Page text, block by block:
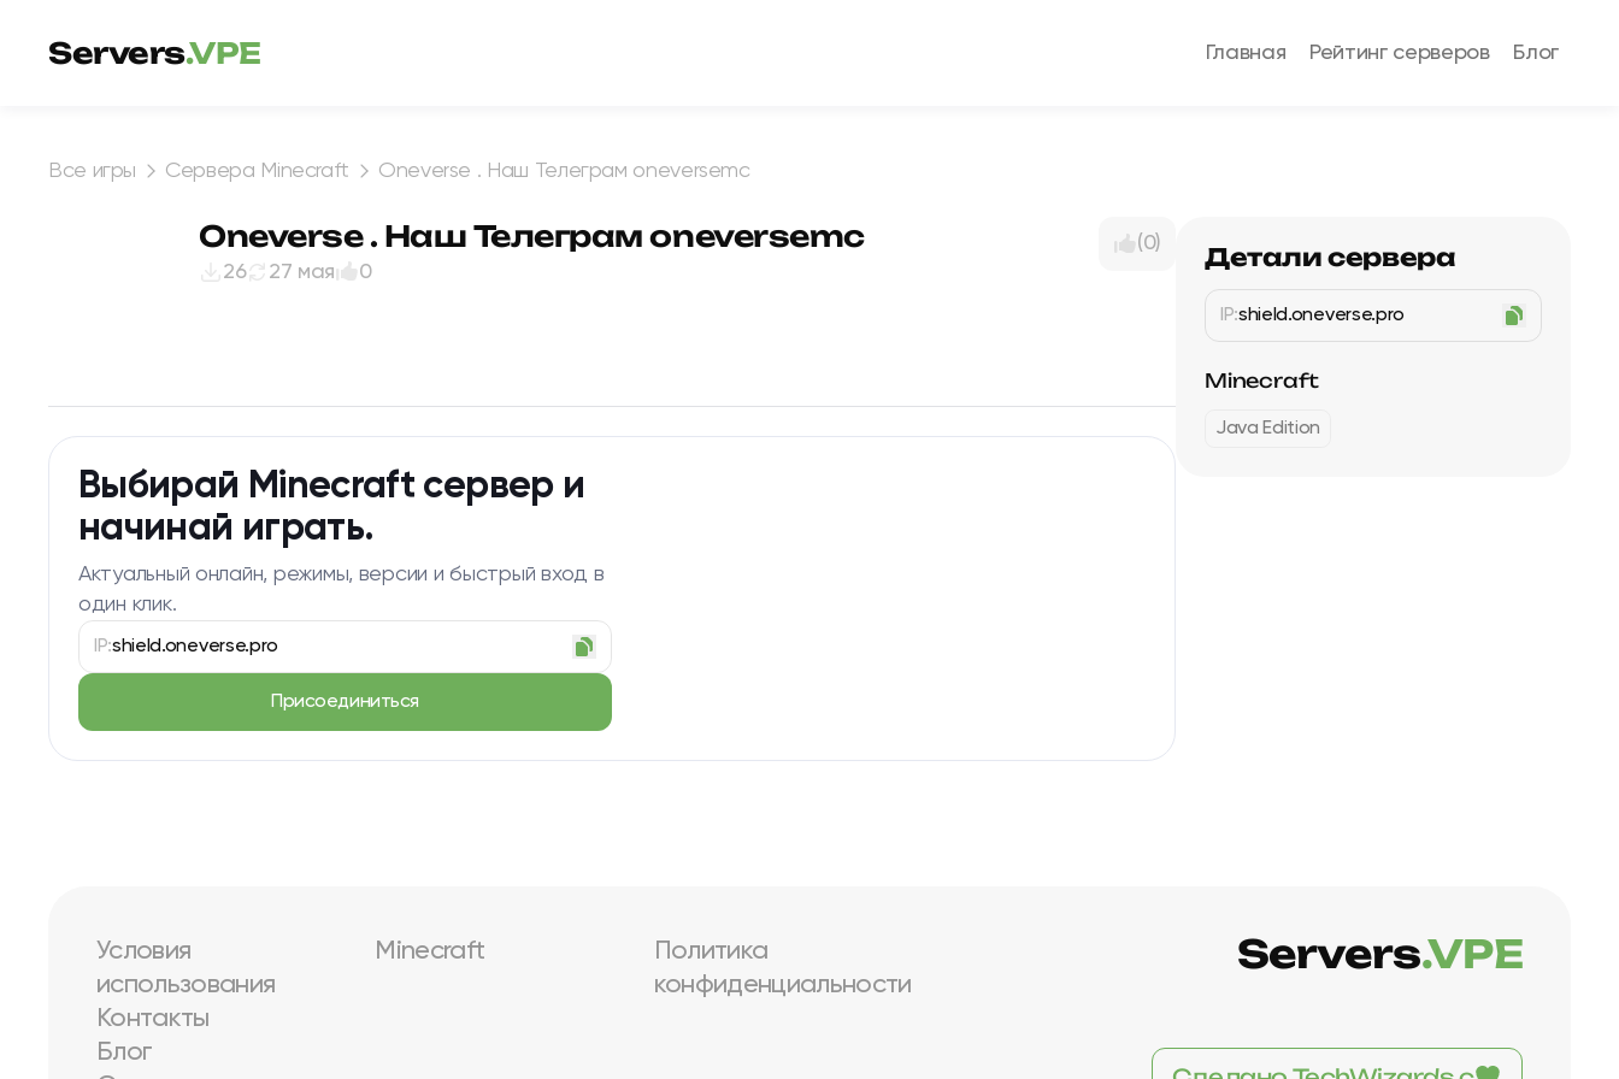
Servers.VPE Главная Рейтинг серверов Блог
Все игры Сервера Minecraft Oneverse . Наш Телеграм oneversemc
Oneverse . Наш Телеграм oneversemc
26 27 мая 0
(0)
Выбирай Minecraft сервер и
начинай играть.
Актуальный онлайн, режимы, версии и быстрый вход в
один клик.
IP:shield.oneverse.pro
Присоединиться
Детали сервера
IP:shield.oneverse.pro
Minecraft
Java Edition
Условия
использования
Контакты
Блог
Minecraft
Политика
конфиденциальности
Servers.VPE